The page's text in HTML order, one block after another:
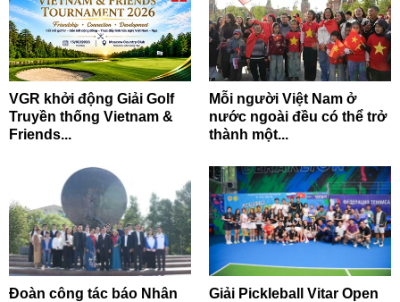
VGR khởi động Giải Golf
Truyền thống Vietnam &
Friends...
Mỗi người Việt Nam ở
nước ngoài đều có thể trở
thành một...
Đoàn công tác báo Nhân
Giải Pickleball Vitar Open